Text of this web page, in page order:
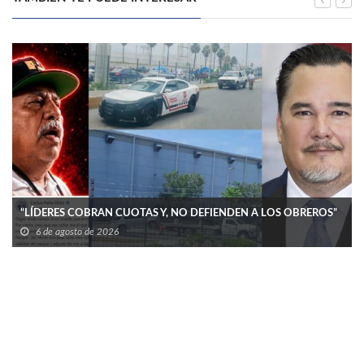
“LÍDERES COBRAN CUOTAS Y, NO DEFIENDEN A LOS OBREROS”
6 de agosto de 2026